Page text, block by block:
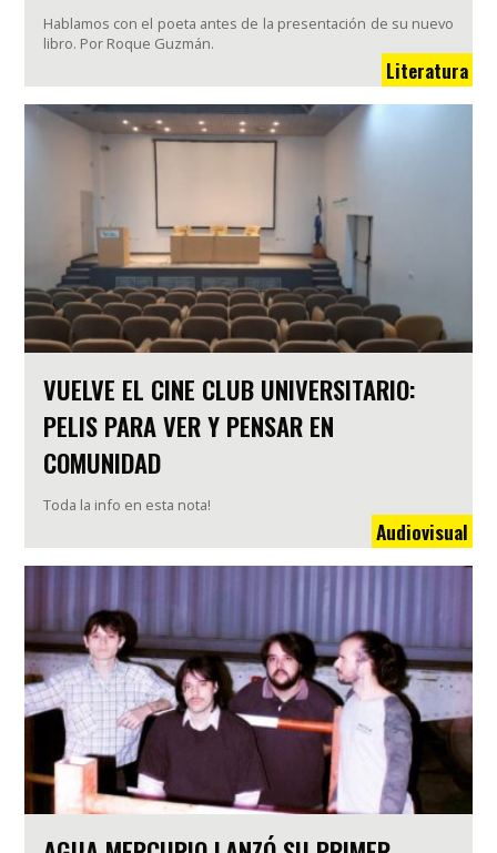
Hablamos con el poeta antes de la presentación de su nuevo
libro. Por Roque Guzmán.
Literatura
VUELVE EL CINE CLUB UNIVERSITARIO:
PELIS PARA VER Y PENSAR EN
COMUNIDAD
Toda la info en esta nota!
Audiovisual